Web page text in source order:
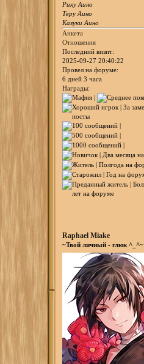
Рику Аино
Теру Аино
Казуки Аино
Анкета
Отношения
Последний визит:
2025-09-27 20:40:22
Провел на форуме:
6 дней 3 часа
Награды:
Raphael Miake
~Твой личный - глюк ^_^~